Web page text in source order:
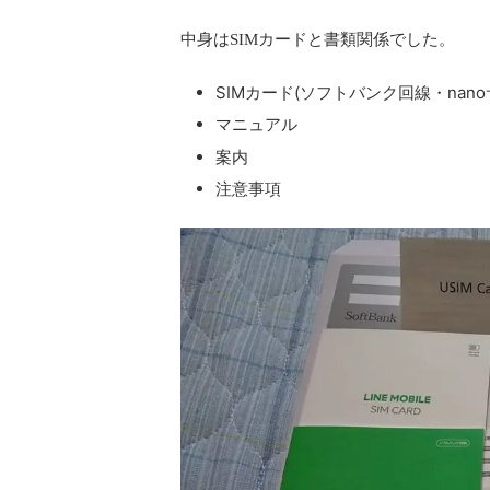
中身はSIMカードと書類関係でした。
SIMカード(ソフトバンク回線・nano
マニュアル
案内
注意事項